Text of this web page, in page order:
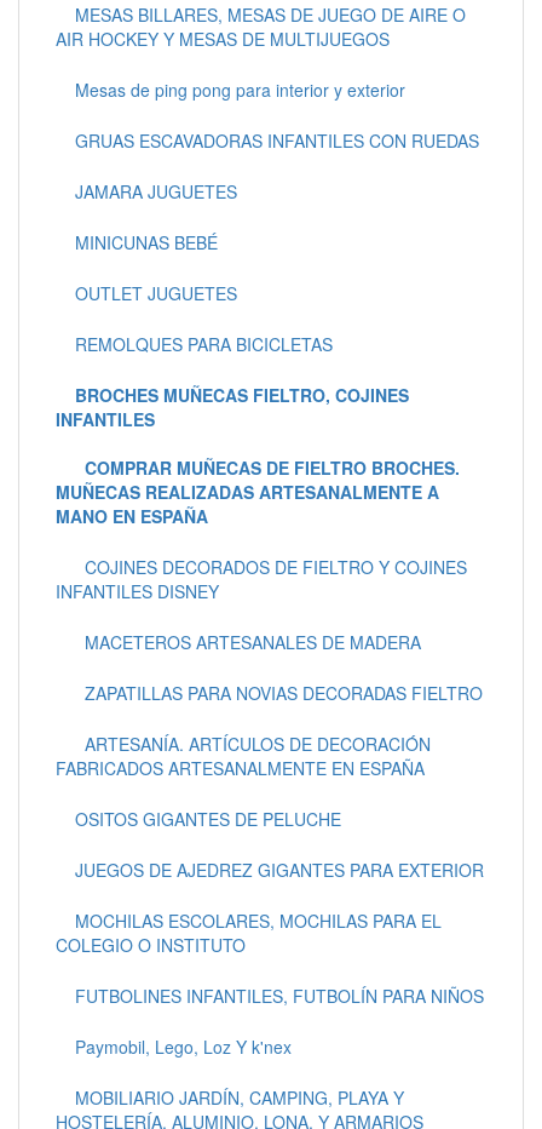
MESAS BILLARES, MESAS DE JUEGO DE AIRE O
AIR HOCKEY Y MESAS DE MULTIJUEGOS
Mesas de ping pong para interior y exterior
GRUAS ESCAVADORAS INFANTILES CON RUEDAS
JAMARA JUGUETES
MINICUNAS BEBÉ
OUTLET JUGUETES
REMOLQUES PARA BICICLETAS
BROCHES MUÑECAS FIELTRO, COJINES
INFANTILES
COMPRAR MUÑECAS DE FIELTRO BROCHES.
MUÑECAS REALIZADAS ARTESANALMENTE A
MANO EN ESPAÑA
COJINES DECORADOS DE FIELTRO Y COJINES
INFANTILES DISNEY
MACETEROS ARTESANALES DE MADERA
ZAPATILLAS PARA NOVIAS DECORADAS FIELTRO
ARTESANÍA. ARTÍCULOS DE DECORACIÓN
FABRICADOS ARTESANALMENTE EN ESPAÑA
OSITOS GIGANTES DE PELUCHE
JUEGOS DE AJEDREZ GIGANTES PARA EXTERIOR
MOCHILAS ESCOLARES, MOCHILAS PARA EL
COLEGIO O INSTITUTO
FUTBOLINES INFANTILES, FUTBOLÍN PARA NIÑOS
Paymobil, Lego, Loz Y k'nex
MOBILIARIO JARDÍN, CAMPING, PLAYA Y
HOSTELERÍA. ALUMINIO, LONA, Y ARMARIOS